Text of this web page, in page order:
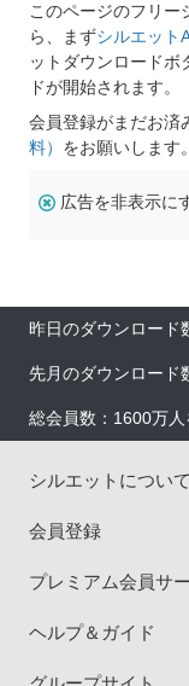
このページのフリー
ら、まずシルエット
ットダウンロードボ
ドが開始されます。
会員登録がまだお済
料） をお願いします。
広告を非表示に
昨日のダウンロード
先月のダウンロード
総会員数：1600万
シルエットについて
会員登録
プレミアム会員サ
ヘルプ＆ガイド